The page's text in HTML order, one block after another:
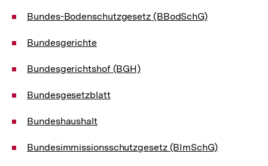
Bundes-Bodenschutzgesetz (BBodSchG)
Bundesgerichte
Bundesgerichtshof (BGH)
Bundesgesetzblatt
Bundeshaushalt
Bundesimmissionsschutzgesetz (BImSchG)